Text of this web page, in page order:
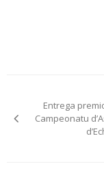
pelos
Entrega
Campeonatu